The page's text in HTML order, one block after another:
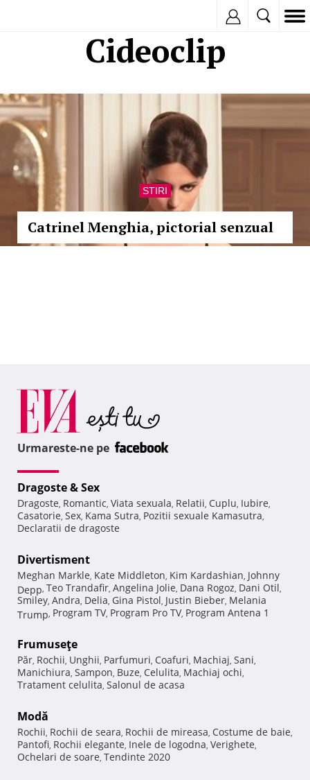
Cideoclip
STIRI
Catrinel Menghia, pictorial senzual
Urmareste-ne pe
Dragoste & Sex
Dragoste, Romantic, Viata sexuala, Relatii, Cuplu, Iubire,
Casatorie, Sex, Kama Sutra, Pozitii sexuale Kamasutra,
Declaratii de dragoste
Divertisment
Meghan Markle, Kate Middleton, Kim Kardashian, Johnny
Depp, Teo Trandafir, Angelina Jolie, Dana Rogoz, Dani Otil,
Smiley, Andra, Delia, Gina Pistol, Justin Bieber, Melania
Trump, Program TV, Program Pro TV, Program Antena 1
Frumuseţe
Păr, Rochii, Unghii, Parfumuri, Coafuri, Machiaj, Sani,
Manichiura, Sampon, Buze, Celulita, Machiaj ochi,
Tratament celulita, Salonul de acasa
Modă
Rochii, Rochii de seara, Rochii de mireasa, Costume de baie,
Pantofi, Rochii elegante, Inele de logodna, Verighete,
Ochelari de soare, Tendinte 2020